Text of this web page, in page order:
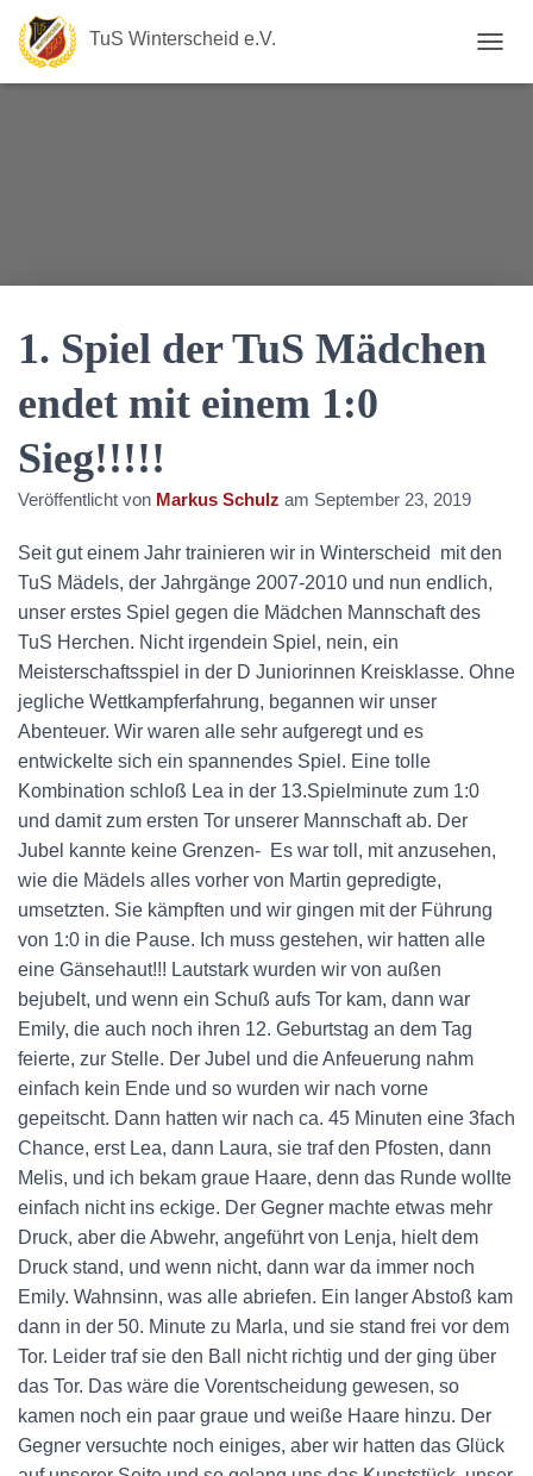
TuS Winterscheid e.V.
A
U
1. Spiel der TuS Mädchen
endet mit einem 1:0
Sieg!!!!!
Veröffentlicht von Markus Schulz am September 23, 2019
Seit gut einem Jahr trainieren wir in Winterscheid mit den
TuS Mädels, der Jahrgänge 2007-2010 und nun endlich,
unser erstes Spiel gegen die Mädchen Mannschaft des
TuS Herchen. Nicht irgendein Spiel, nein, ein
Meisterschaftsspiel in der D Juniorinnen Kreisklasse. Ohne
jegliche Wettkampferfahrung, begannen wir unser
Abenteuer. Wir waren alle sehr aufgeregt und es
entwickelte sich ein spannendes Spiel. Eine tolle
Kombination schloß Lea in der 13.Spielminute zum 1:0
und damit zum ersten Tor unserer Mannschaft ab. Der
Jubel kannte keine Grenzen- Es war toll, mit anzusehen,
wie die Mädels alles vorher von Martin gepredigte,
umsetzten. Sie kämpften und wir gingen mit der Führung
von 1:0 in die Pause. Ich muss gestehen, wir hatten alle
eine Gänsehaut!!! Lautstark wurden wir von außen
bejubelt, und wenn ein Schuß aufs Tor kam, dann war
Emily, die auch noch ihren 12. Geburtstag an dem Tag
feierte, zur Stelle. Der Jubel und die Anfeuerung nahm
einfach kein Ende und so wurden wir nach vorne
gepeitscht. Dann hatten wir nach ca. 45 Minuten eine 3fach
Chance, erst Lea, dann Laura, sie traf den Pfosten, dann
Melis, und ich bekam graue Haare, denn das Runde wollte
einfach nicht ins eckige. Der Gegner machte etwas mehr
Druck, aber die Abwehr, angeführt von Lenja, hielt dem
Druck stand, und wenn nicht, dann war da immer noch
Emily. Wahnsinn, was alle abriefen. Ein langer Abstoß kam
dann in der 50. Minute zu Marla, und sie stand frei vor dem
Tor. Leider traf sie den Ball nicht richtig und der ging über
das Tor. Das wäre die Vorentscheidung gewesen, so
kamen noch ein paar graue und weiße Haare hinzu. Der
Gegner versuchte noch einiges, aber wir hatten das Glück